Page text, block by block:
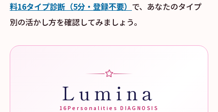
料16タイプ診断（5分・登録不要） で、あなたのタイプ
別の活かし方を確認してみましょう。
Lumina
16Personalities DIAGNOSIS